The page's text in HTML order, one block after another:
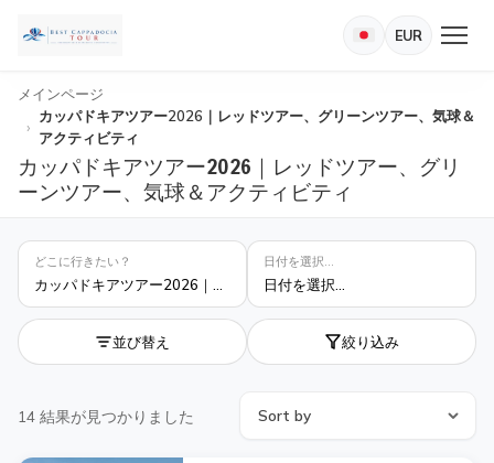
EUR
メインページ
カッパドキアツアー2026｜レッドツアー、グリーンツアー、気球＆
アクティビティ
カッパドキアツアー2026｜レッドツアー、グリ
ーンツアー、気球＆アクティビティ
どこに行きたい？ 日付を選択...
日付を選択...
並び替え 絞り込み
14 結果が見つかりました